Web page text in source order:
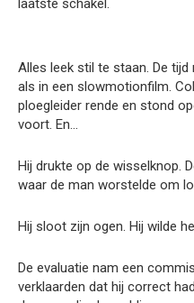
laatste schakel.
Alles leek stil te staan. De
als in een slowmotionfilm.
ploegleider rende en stond
voort. En…
Hij drukte op de wisselknop.
waar de man worstelde om
Hij sloot zijn ogen. Hij wilde
De evaluatie nam een
verklaarden dat hij correct